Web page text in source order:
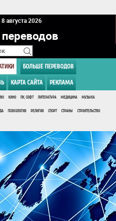
8 августа 2026
БОЛЬШЕ ПЕРЕВОДОВ
КАРТА САЙТА РЕКЛАМА
КИНО ПК, СОФТ ЛИТЕРАТУРА МЕДИЦИНА МУЗЫКА
ПСИХОЛОГИЯ РЕЛИГИЯ СПОРТ СТРАНЫ СТРОИТЕЛЬСТВО